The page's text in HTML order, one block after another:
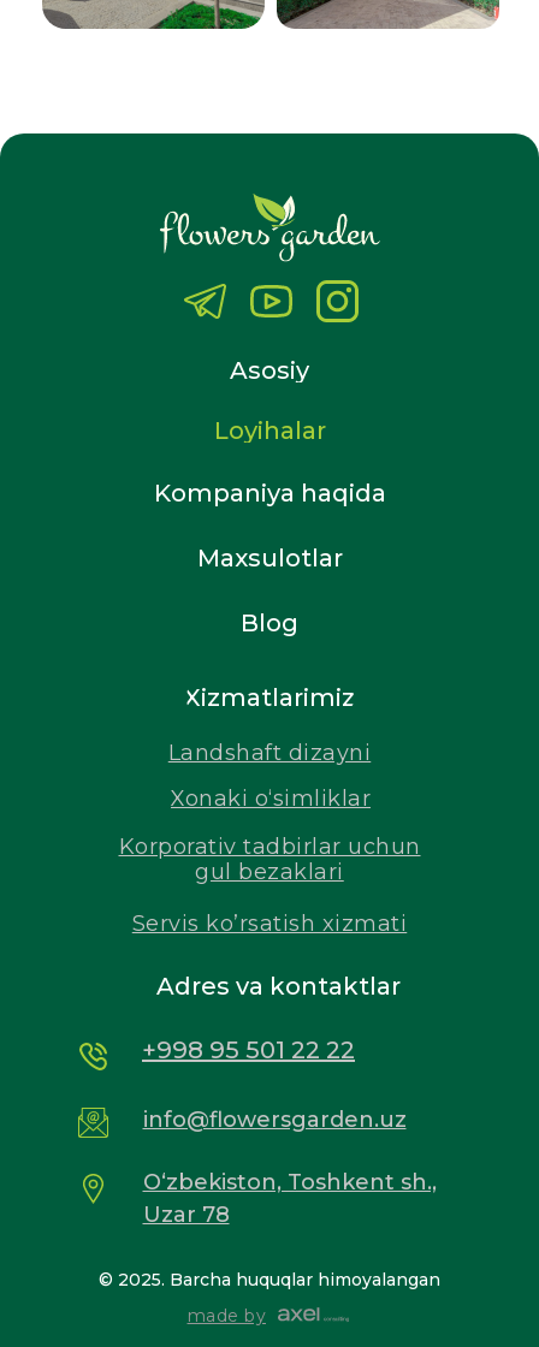
Adres va kontaktlar
Servis ko’rsatish xizmati
Korporativ tadbirlar uchun
gul bezaklari
Xonaki o‘simliklar
O‘zbekiston, Toshkent sh.,
Uzar 78
Xizmatlarimiz
Maxsulotlar
Blog
Kompaniya haqida
Asosiy
Loyihalar
Landshaft dizayni
made by
© 2025. Barcha huquqlar himoyalangan
info@flowersgarden.uz
+998 95 501 22 22